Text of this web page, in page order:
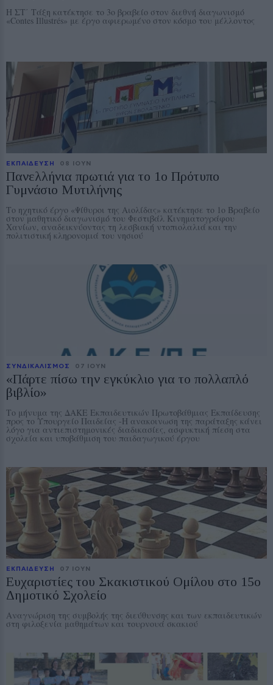
Η ΣΤ΄ Τάξη κατέκτησε το 3ο βραβείο στον διεθνή διαγωνισμό
«Contes Illustrés» με έργο αφιερωμένο στον κόσμο του μέλλοντος
ΕΚΠΑΙΔΕΥΣΗ 08 ΙΟΥΝ
Πανελλήνια πρωτιά για το 1ο Πρότυπο
Γυμνάσιο Μυτιλήνης
Το ηχητικό έργο «Ψίθυροι της Αιολίδας» κατέκτησε το 1ο Βραβείο
στον μαθητικό διαγωνισμό του Φεστιβάλ Κινηματογράφου
Χανίων, αναδεικνύοντας τη λεσβιακή ντοπιολαλιά και την
πολιτιστική κληρονομιά του νησιού
ΣΥΝΔΙΚΑΛΙΣΜΟΣ 07 ΙΟΥΝ
«Πάρτε πίσω την εγκύκλιο για το πολλαπλό
βιβλίο»
Το μήνυμα της ΔΑΚΕ Εκπαιδευτικών Πρωτοβάθμιας Εκπαίδευσης
προς το Υπουργείο Παιδείας -Η ανακοινωση της παράταξης κάνει
λόγο για αντιεπιστημονικές διαδικασίες, ασφυκτική πίεση στα
σχολεία και υποβάθμιση του παιδαγωγικού έργου
ΕΚΠΑΙΔΕΥΣΗ 07 ΙΟΥΝ
Ευχαριστίες του Σκακιστικού Ομίλου στο 15ο
Δημοτικό Σχολείο
Αναγνώριση της συμβολής της διεύθυνσης και των εκπαιδευτικών
στη φιλοξενία μαθημάτων και τουρνουά σκακιού